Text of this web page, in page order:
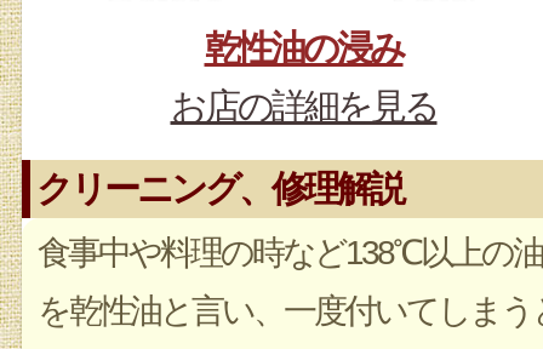
乾性油の浸み
お店の詳細を見る
クリーニング、修理解説
食事中や料理の時など138℃以上の油
を乾性油と言い、一度付いてしまう